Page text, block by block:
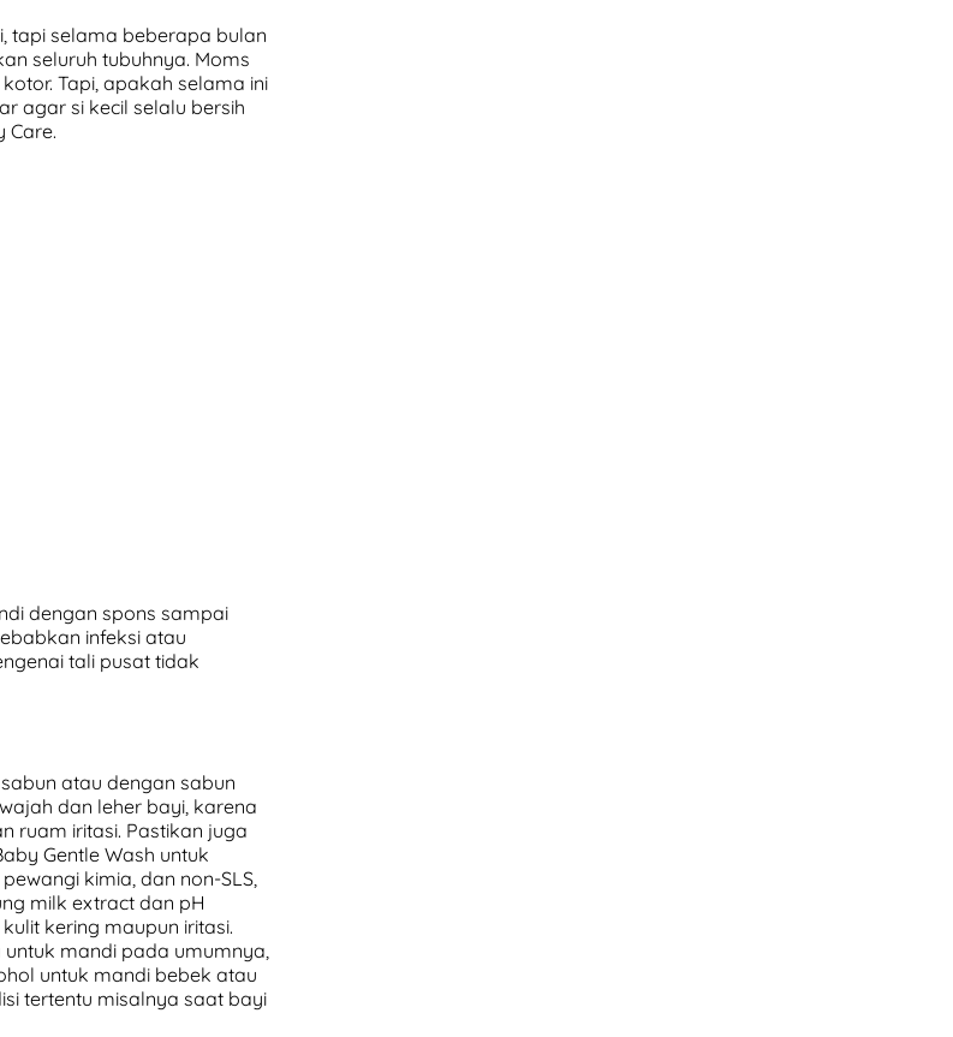
tapi selama beberapa bulan
seluruh tubuhnya. Moms
Tapi, apakah selama ini
agar si kecil selalu bersih
Care.
dengan spons sampai
infeksi atau
tali pusat tidak
atau dengan sabun
dan leher bayi, karena
ruam iritasi. Pastikan juga
Gentle Wash untuk
kimia, dan non-SLS,
milk extract dan pH
kering maupun iritasi.
mandi pada umumnya,
untuk mandi bebek atau
tertentu misalnya saat bayi